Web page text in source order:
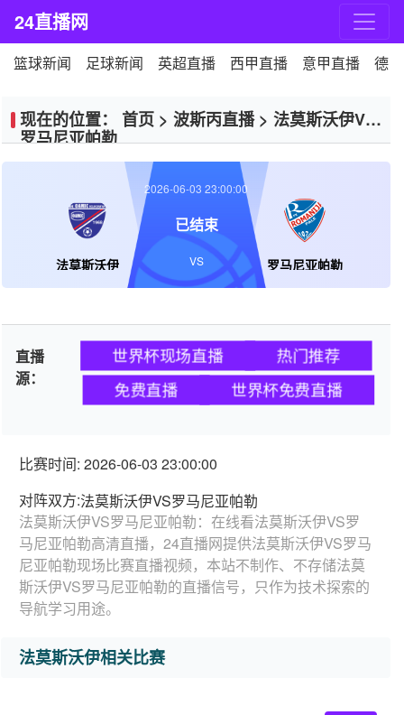
24直播网
篮球新闻 足球新闻 英超直播 西甲直播 意甲直播 德
现在的位置： 首页 > 波斯丙直播> 法莫斯沃伊VS
罗马尼亚帕勒
法莫斯沃伊 罗马尼亚帕勒
2026-06-03 23:00:00
已结束
VS
直播
源：
世界杯现场直播
热门推荐
免费直播
世界杯免费直播
比赛时间: 2026-06-03 23:00:00
对阵双方:法莫斯沃伊VS罗马尼亚帕勒
法莫斯沃伊VS罗马尼亚帕勒：在线看法莫斯沃伊VS罗
马尼亚帕勒高清直播，24直播网提供法莫斯沃伊VS罗马
尼亚帕勒现场比赛直播视频，本站不制作、不存储法莫
斯沃伊VS罗马尼亚帕勒的直播信号，只作为技术探索的
导航学习用途。
法莫斯沃伊相关比赛